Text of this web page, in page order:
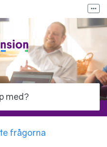
- Allt om pension
Kontakta oss
ditt pensionsbolag
Logga in på minPension
Fler
frågorna